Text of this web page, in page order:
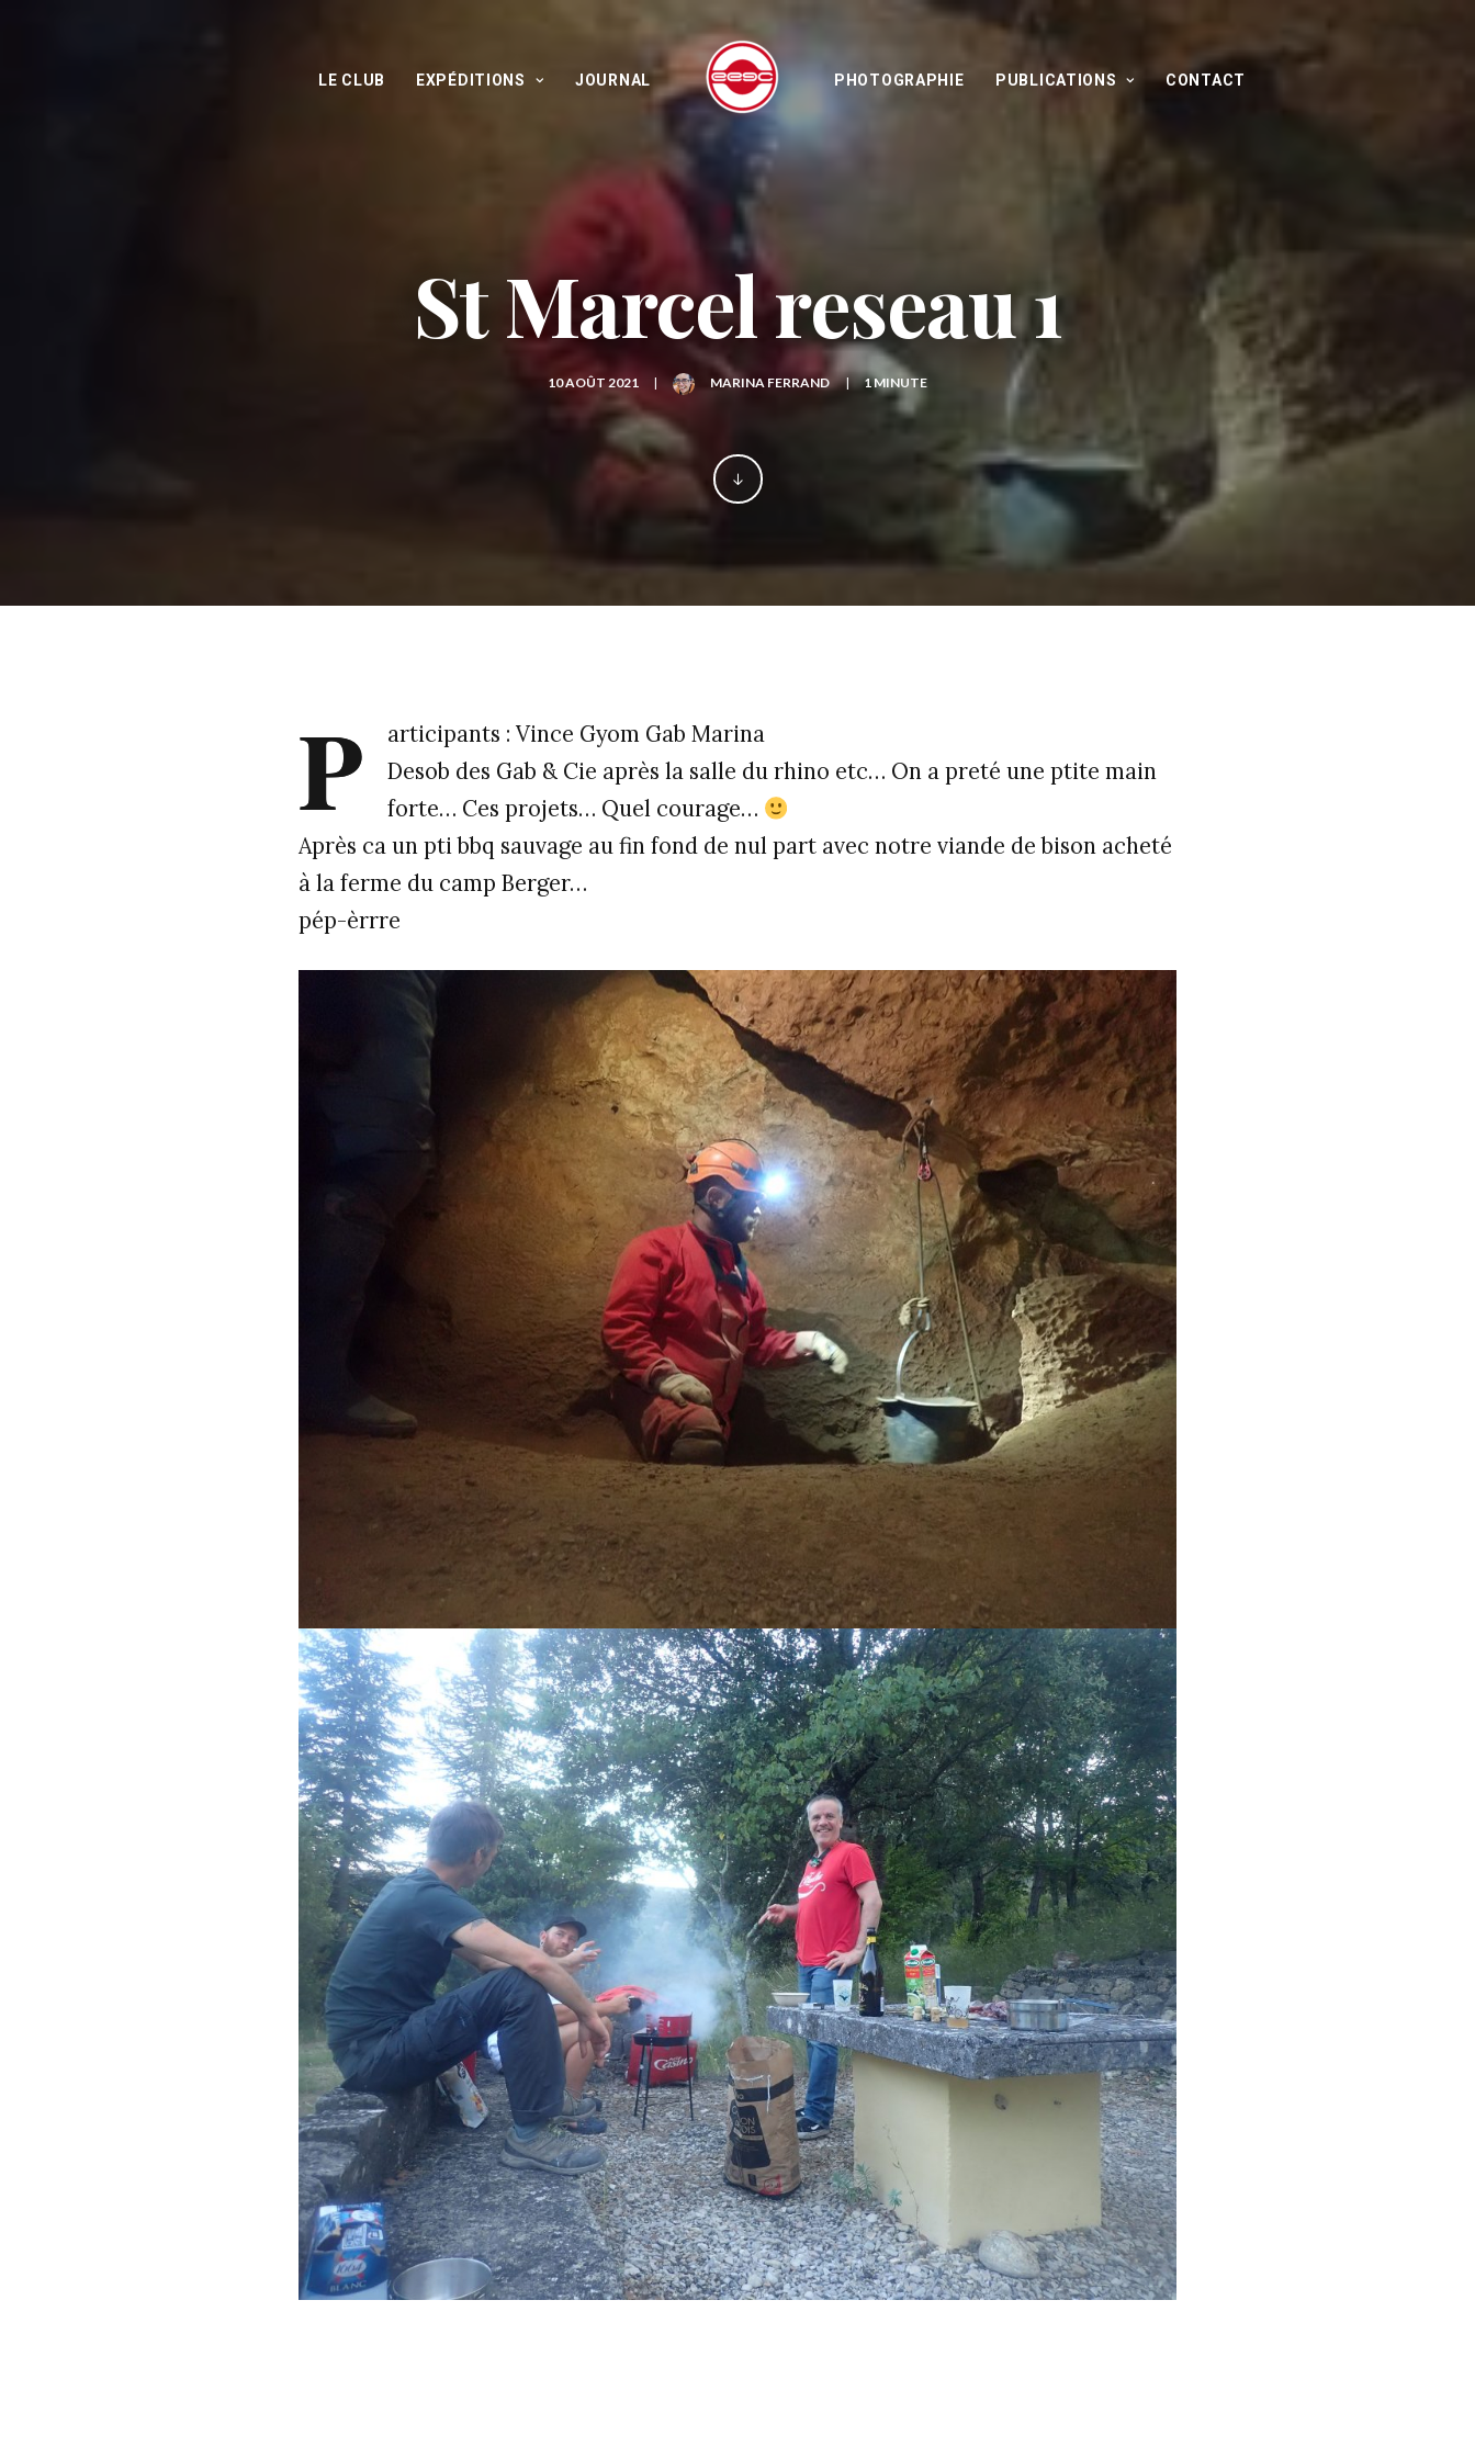
LE CLUB EXPÉDITIONS JOURNAL PHOTOGRAPHIE PUBLICATIONS CONTACT
St Marcel reseau 1
10 AOÛT 2021 | MARINA FERRAND | 1 MINUTE
P
articipants : Vince Gyom Gab Marina
Desob des Gab & Cie après la salle du rhino etc… On a preté une ptite main
forte… Ces projets… Quel courage…
Après ca un pti bbq sauvage au fin fond de nul part avec notre viande de bison acheté
à la ferme du camp Berger…
pép-èrrre